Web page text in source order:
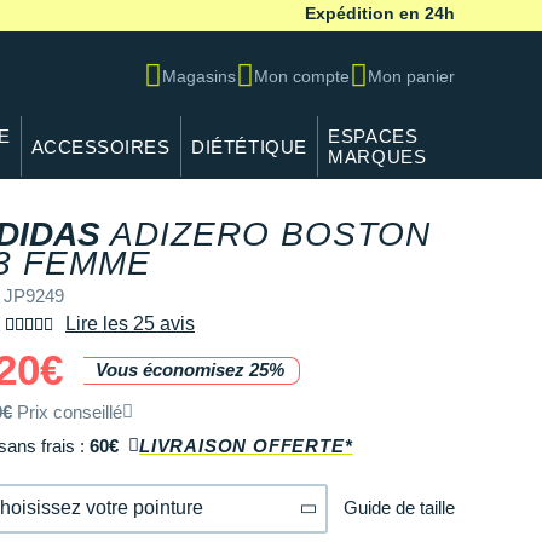
Expédition en 24h
Magasins Mon compte Mon panier
ACCESSOIRES DIÉTÉTIQUE
ESPACES
MARQUES
ADIZERO BOSTON
FEMME
JP9249
Lire les 25 avis
Vous économisez 25%
Prix conseillé
frais : 60€ LIVRAISON OFFERTE*
votre pointure Guide de taille